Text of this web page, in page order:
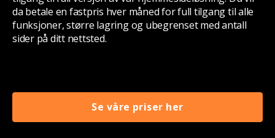
da betale en fastpris hver måned for full tilgang til alle
funksjoner, større lagring og ubegrenset med antall
sider på ditt nettsted.
Se våre priser her